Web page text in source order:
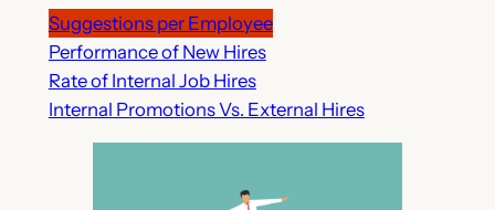
Suggestions per Employee
Performance of New Hires
Rate of Internal Job Hires
Internal Promotions Vs. External Hires